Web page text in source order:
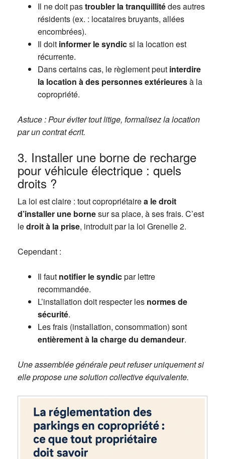
Il ne doit pastroubler la tranquillitédes autres
résidents (ex. : locataires bruyants, allées
encombrées).
Il doit informer le syndicsi la location est
récurrente.
Dans certains cas, le règlement peut interdire
la location à des personnes extérieuresà la
copropriété.
Astuce : Pour éviter tout litige, formalisez la location
par un contrat écrit.
3. Installer une borne de recharge
pour véhicule électrique : quels
droits ?
La loi est claire : tout copropriétairea le droit
d’installer une bornesur sa place, à ses frais. C’est
ledroit à la prise, introduit par la loi Grenelle 2.
Cependant :
Il faut notifier le syndicpar lettre
recommandée.
L’installation doit respecter les normes de
sécurité.
Les frais (installation, consommation) sont
entièrement à la charge du demandeur.
Une assemblée générale peut refuser uniquement si
elle propose une solution collective équivalente.